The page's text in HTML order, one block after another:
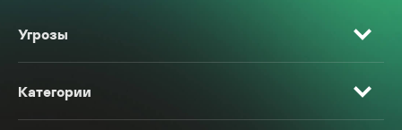
Угрозы
Категории